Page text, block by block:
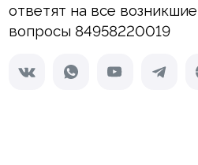
ответят на все возникшие
вопросы 84958220019